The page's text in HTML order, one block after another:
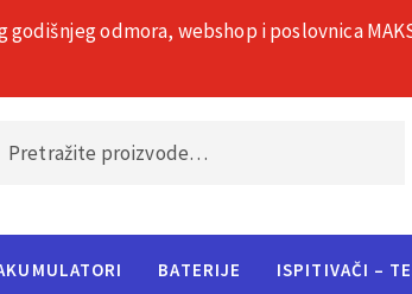
BATERIJE ISPITIVAČI –
odmora, webshop i poslovnica MAKS